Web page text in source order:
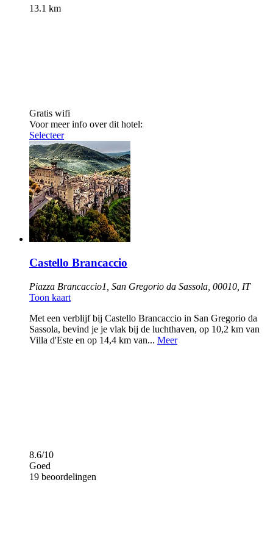
13.1 km
Gratis wifi
Voor meer info over dit hotel:
Selecteer
Castello Brancaccio
Piazza Brancaccio1, San Gregorio da Sassola, 00010, IT
Toon kaart
Met een verblijf bij Castello Brancaccio in San Gregorio da
Sassola, bevind je je vlak bij de luchthaven, op 10,2 km van
Villa d'Este en op 14,4 km van... Meer
8.6/10
Goed
19 beoordelingen